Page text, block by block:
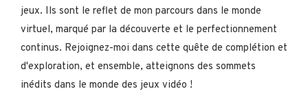
jeux. Ils sont le reflet de mon parcours dans le monde
virtuel, marqué par la découverte et le perfectionnement
continus. Rejoignez-moi dans cette quête de complétion et
d'exploration, et ensemble, atteignons des sommets
inédits dans le monde des jeux vidéo !